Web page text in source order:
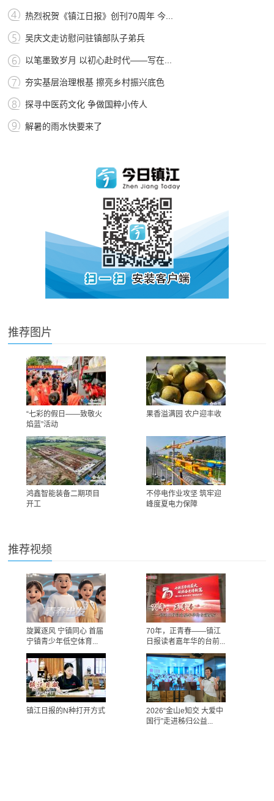
热烈祝贺《镇江日报》创刊70周年 今...
吴庆文走访慰问驻镇部队子弟兵
以笔墨致岁月 以初心赴时代——写在...
夯实基层治理根基 擦亮乡村振兴底色
探寻中医药文化 争做国粹小传人
解暑的雨水快要来了
推荐图片
“七彩的假日——致敬火
焰蓝”活动
果香溢满园 农户迎丰收
鸿鑫智能装备二期项目
开工
不停电作业攻坚 筑牢迎
峰度夏电力保障
推荐视频
旋翼逐风 宁镇同心 首届
宁镇青少年低空体育...
70年，正青春——镇江
日报读者嘉年华的台前...
镇江日报的N种打开方式
2026“金山e知交 大爱中
国行”走进秭归公益...